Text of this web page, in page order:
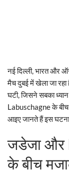
नई दिल्ली, भारत और
मैच दुबई में खेला जा
घटी, जिसने सबका
Labuschagne के बीच
आइए जानते हैं इस
जडेजा और
के बीच